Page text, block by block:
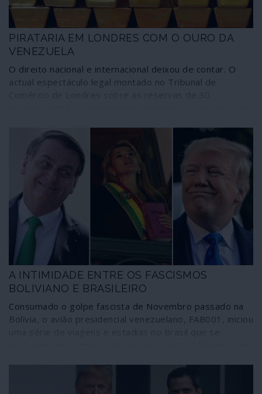
PIRATARIA EM LONDRES COM O OURO DA
VENEZUELA
O direito nacional e internacional deixou de contar. O
actual espectáculo legal montado no Tribunal de
Surpreendentemente, a uma velocidade que ninguém
imaginaria, o tribunal presidido pelo juiz Nigel Teare
decidiu reconhecer unicamente Juan Guaidó como
presidente legítimo da Venezuela. Um acto de moderna
pirataria.
A INTIMIDADE ENTRE OS FASCISMOS
BOLIVIANO E BRASILEIRO
Consumado o golpe fascista de Novembro passado na
Bolívia, o avião presidencial venezuelano, FAB001, iniciou